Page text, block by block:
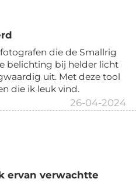
die de Smallrig
belichting bij helder licht
uit. Met deze tool
die ik leuk vind.
26-04-2024
ervan verwachtte